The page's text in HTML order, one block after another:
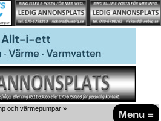
Menu ≡
och värmepumpar »